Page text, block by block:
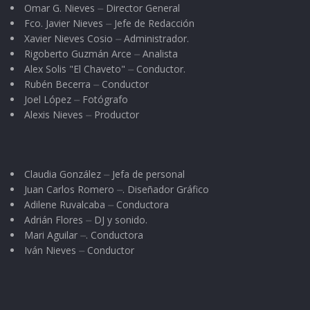
Omar G. Nieves ⏤ Director General
Fco. Javier Nieves ⏤ Jefe de Redacción
Xavier Nieves Cosio ⏤ Administrador.
Rigoberto Guzmán Arce ⏤ Analista
Alex Solis "El Chaveto" ⏤ Conductor.
Rubén Becerra ⏤ Conductor
Joel López ⏤ Fotógrafo
Alexis Nieves ⏤ Productor
Claudia González ⏤ Jefa de personal
Juan Carlos Romero ⏤. Diseñador Gráfico
Adilene Ruvalcaba ⏤ Conductora
Adrián Flores ⏤ DJ y sonido.
Mari Aguilar ⏤. Conductora
Iván Nieves ⏤ Conductor